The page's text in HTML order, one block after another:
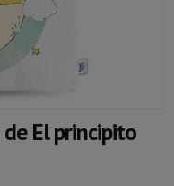
El principito